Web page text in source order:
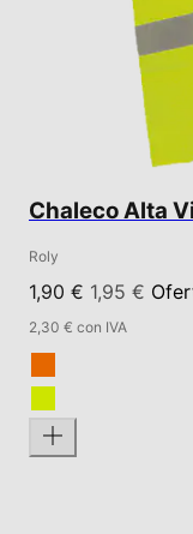
Chaleco Alta
Roly
1,90 € 1,95 €
2,30 € con IVA